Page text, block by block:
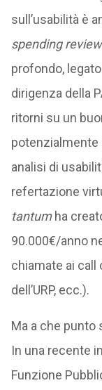
sull’usabilità è
spending review
profondo,
dirigenza della
ritorni su un
potenzialmente
analisi di
refertazione
tantumha
90.000€/anno
chiamate ai
dell’URP, ecc.).
Ma a che punto
In una recente
Funzione